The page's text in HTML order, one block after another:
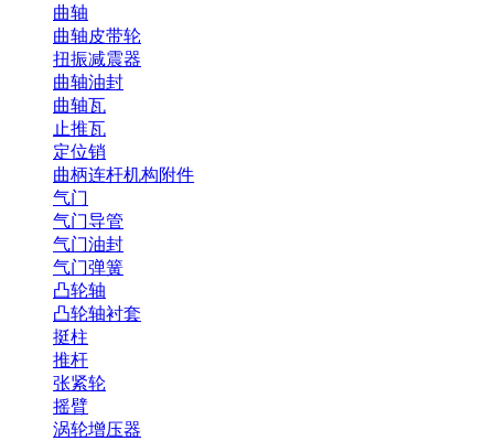
曲轴
曲轴皮带轮
扭振减震器
曲轴油封
曲轴瓦
止推瓦
定位销
曲柄连杆机构附件
气门
气门导管
气门油封
气门弹簧
凸轮轴
凸轮轴衬套
挺柱
推杆
张紧轮
摇臂
涡轮增压器